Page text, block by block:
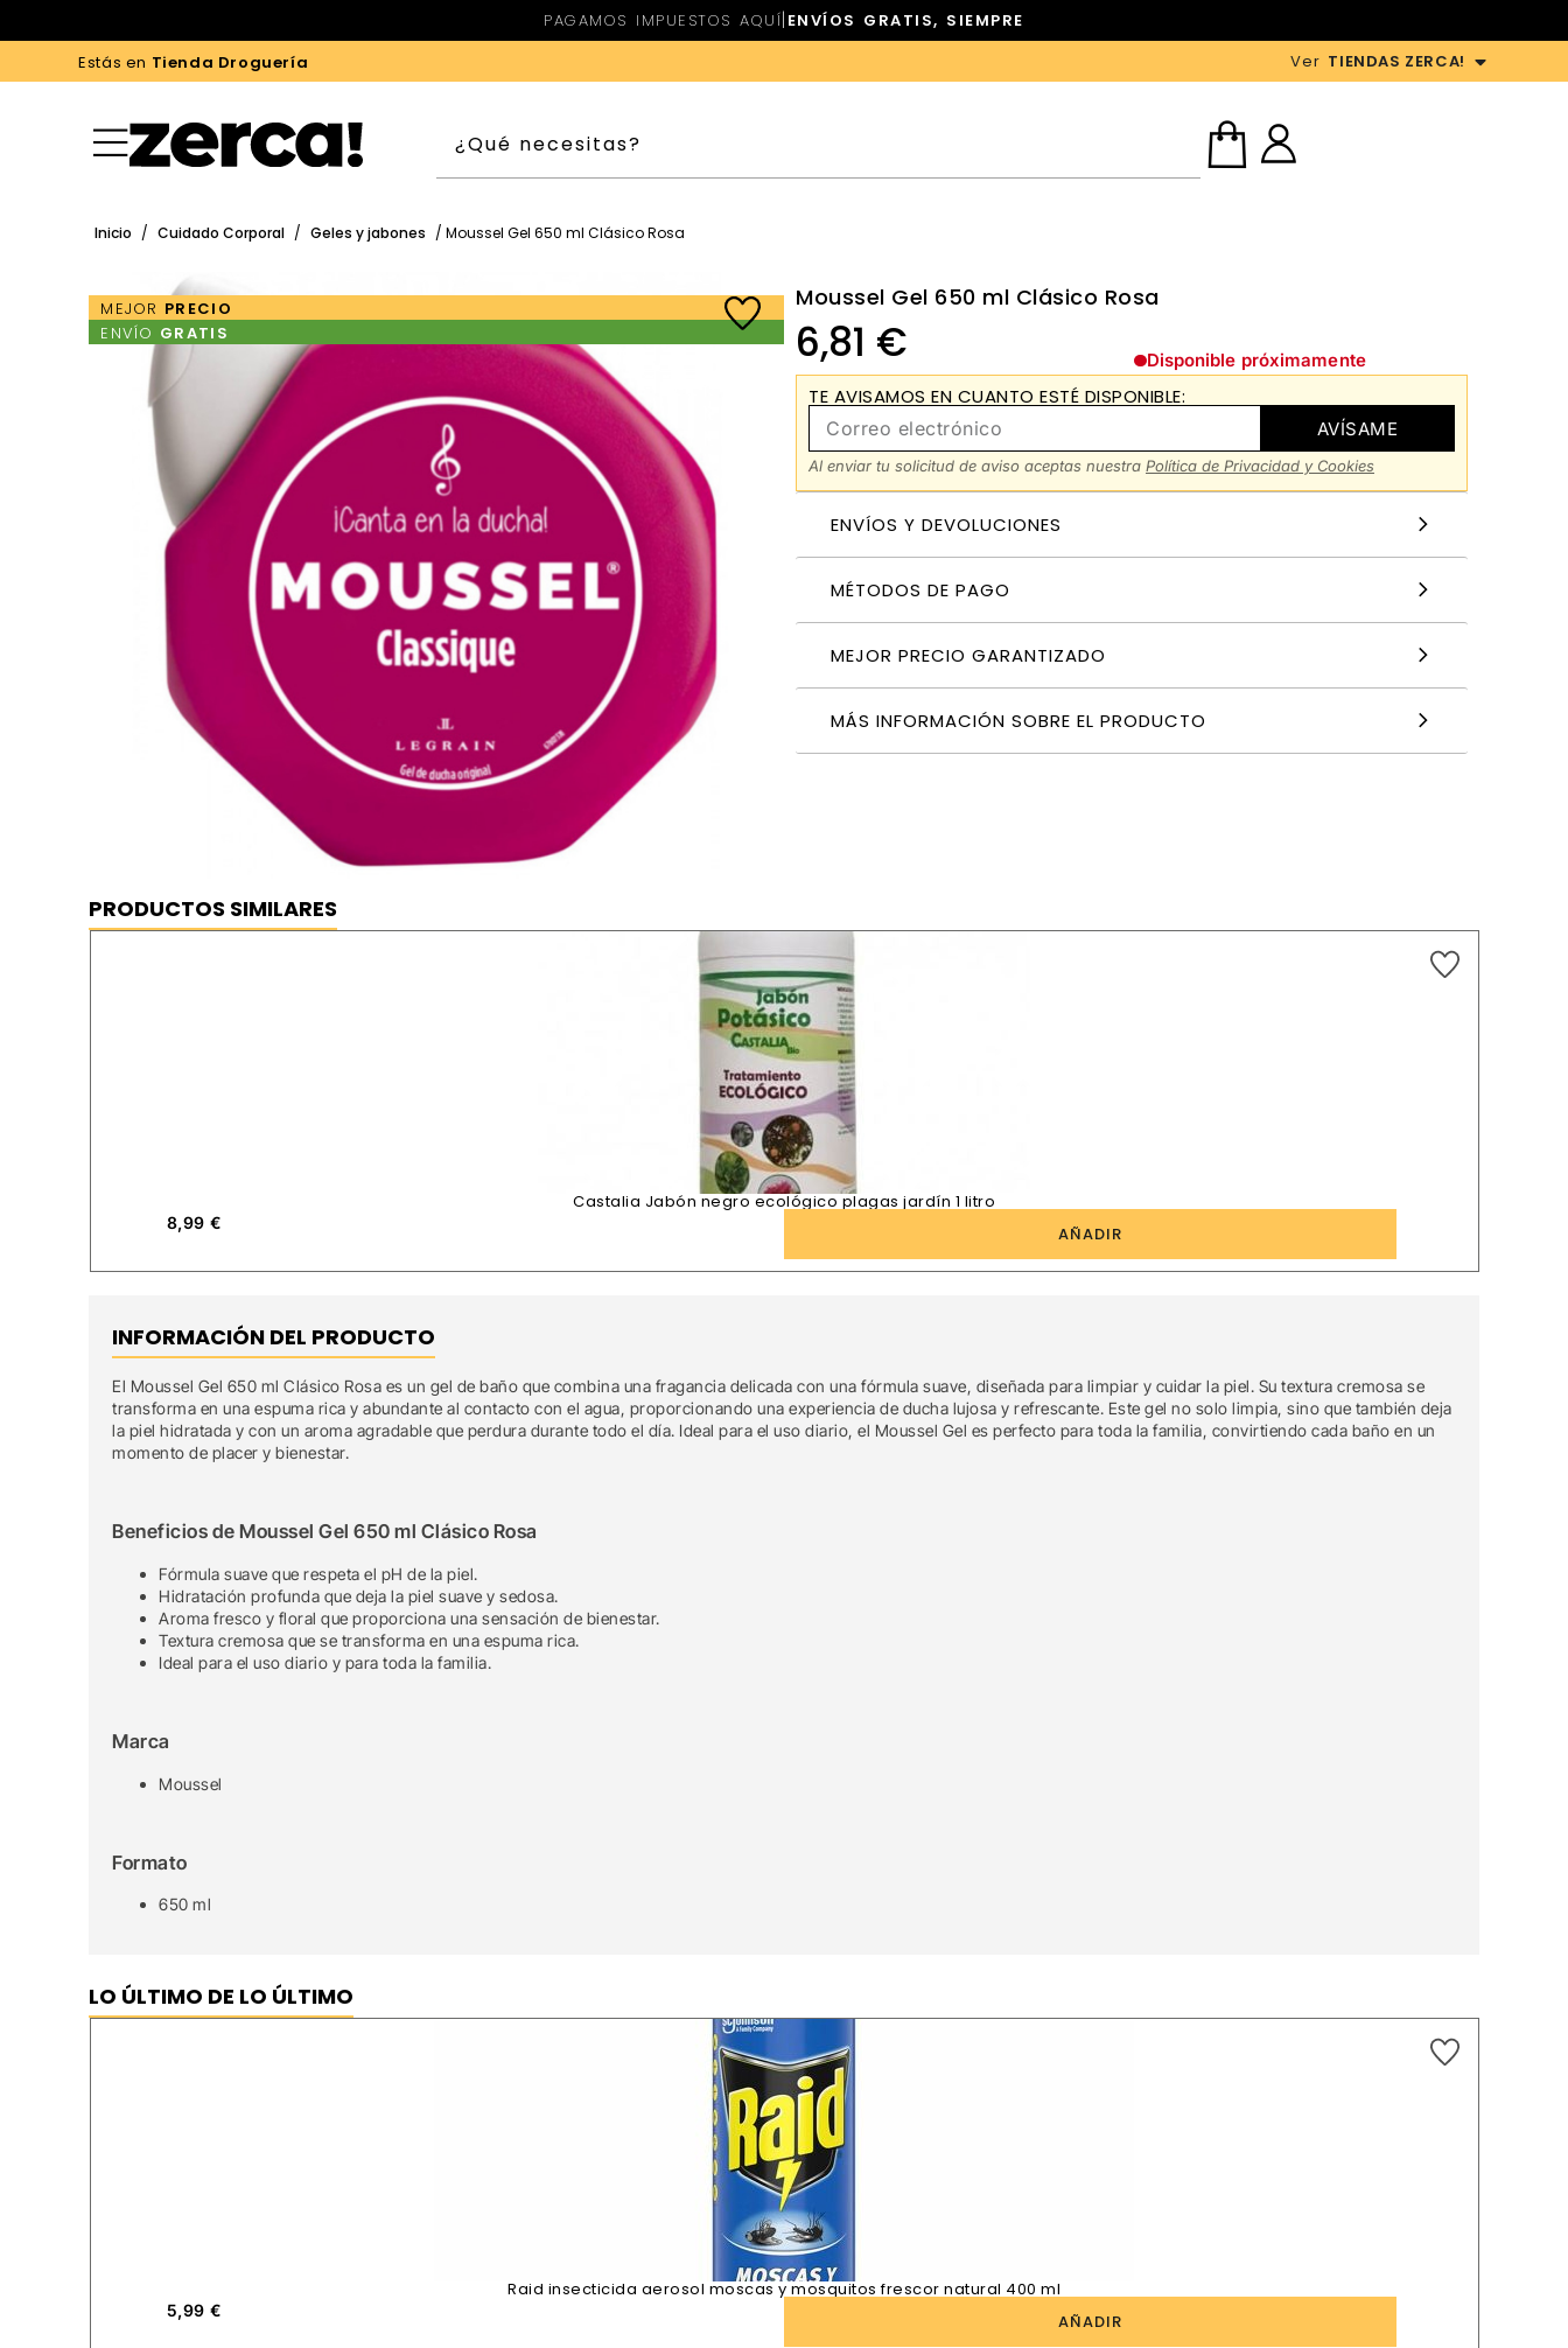
PAGAMOS IMPUESTOS AQUÍ| ENVÍOS GRATIS, SIEMPRE
Estás en Tienda Droguería Ver TIENDAS ZERCA!
Inicio / Cuidado Corporal / Geles y jabones / Moussel Gel 650 ml Clásico Rosa
MEJOR PRECIO
ENVÍO GRATIS
Moussel Gel 650 ml Clásico Rosa
6,81 € Disponible próximamente
TE AVISAMOS EN CUANTO ESTÉ DISPONIBLE:
AVÍSAME
Al enviar tu solicitud de aviso aceptas nuestra Política de Privacidad y Cookies
ENVÍOS Y DEVOLUCIONES
MÉTODOS DE PAGO
MEJOR PRECIO GARANTIZADO
MÁS INFORMACIÓN SOBRE EL PRODUCTO
PRODUCTOS SIMILARES
Castalia Jabón negro ecológico plagas jardín 1 litro
8,99€
AÑADIR
INFORMACIÓN DEL PRODUCTO
El Moussel Gel 650 ml Clásico Rosa es un gel de baño que combina una fragancia delicada con una fórmula suave, diseñada para limpiar y cuidar la piel. Su textura cremosa se
transforma en una espuma rica y abundante al contacto con el agua, proporcionando una experiencia de ducha lujosa y refrescante. Este gel no solo limpia, sino que también deja
la piel hidratada y con un aroma agradable que perdura durante todo el día. Ideal para el uso diario, el Moussel Gel es perfecto para toda la familia, convirtiendo cada baño en un
momento de placer y bienestar.
Beneficios de Moussel Gel 650 ml Clásico Rosa
Fórmula suave que respeta el pH de la piel.
Hidratación profunda que deja la piel suave y sedosa.
Aroma fresco y floral que proporciona una sensación de bienestar.
Textura cremosa que se transforma en una espuma rica.
Ideal para el uso diario y para toda la familia.
Marca
Moussel
Formato
650 ml
LO ÚLTIMO DE LO ÚLTIMO
Raid insecticida aerosol moscas y mosquitos frescor natural 400 ml
5,99€
AÑADIR